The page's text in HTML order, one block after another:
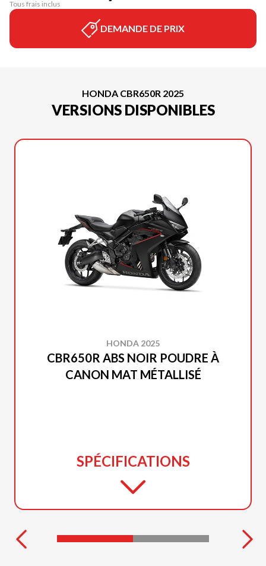
Tous frais inclus
DEMANDE DE PRIX
HONDA CBR650R 2025
VERSIONS DISPONIBLES
HONDA 2025
CBR650R ABS NOIR POUDRE À
CANON MAT MÉTALLISÉ
SPÉCIFICATIONS